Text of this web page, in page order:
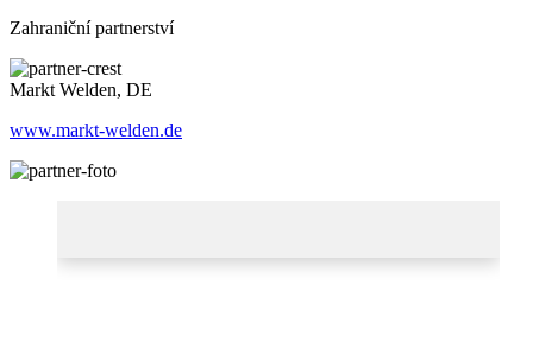
Zahraniční partnerství
Markt Welden, DE
www.markt-welden.de